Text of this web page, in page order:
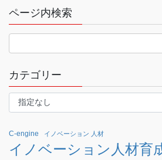
ページ内検索
カテゴリー
C-engine イノベーション 人材
イノベーション人材育